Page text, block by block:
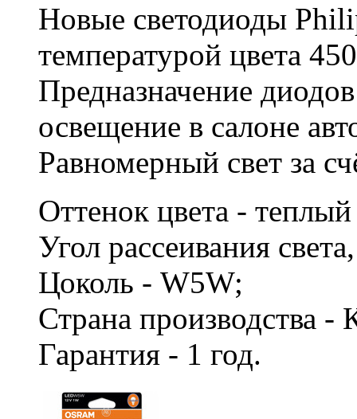
Новые светодиоды
температурой цвета
Предназначение
освещение в салоне
Равномерный свет за
Оттенок цвета -
Угол рассеивания
Цоколь - W5W;
Страна производства
Гарантия - 1 год.